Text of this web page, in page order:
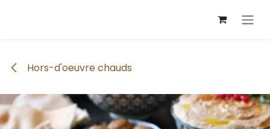
Hors-d'oeuvre chauds